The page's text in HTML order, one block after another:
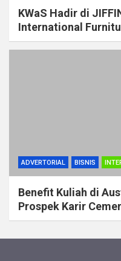
KWaS Hadir di
International
ADVERTORIAL BISNIS
Benefit Kuliah di
Prospek Karir